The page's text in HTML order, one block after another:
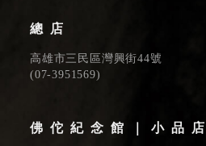
總店
高雄市三民區灣興街44號
(07-3951569)
佛佗紀念館｜小品店